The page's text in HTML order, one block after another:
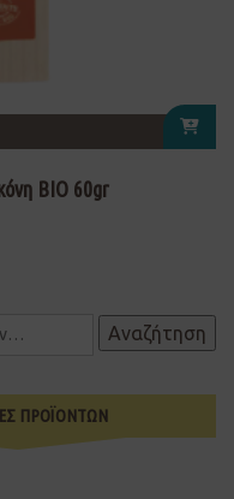
ΒΙΟ 60gr
Αναζήτηση
ΠΡΟΪΟΝΤΩΝ